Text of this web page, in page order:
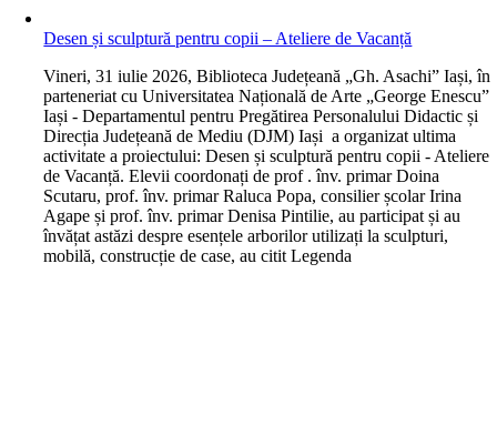
Desen și sculptură pentru copii – Ateliere de Vacanță
Vineri, 31 iulie 2026, Biblioteca Județeană „Gh. Asachi” Iași, în
parteneriat cu Universitatea Națională de Arte „George Enescu”
Iași - Departamentul pentru Pregătirea Personalului Didactic și
Direcția Județeană de Mediu (DJM) Iași a organizat ultima
activitate a proiectului: Desen și sculptură pentru copii - Ateliere
de Vacanță. Elevii coordonați de prof . înv. primar Doina
Scutaru, prof. înv. primar Raluca Popa, consilier școlar Irina
Agape și prof. înv. primar Denisa Pintilie, au participat și au
învățat astăzi despre esențele arborilor utilizați la sculpturi,
mobilă, construcție de case, au citit Legenda